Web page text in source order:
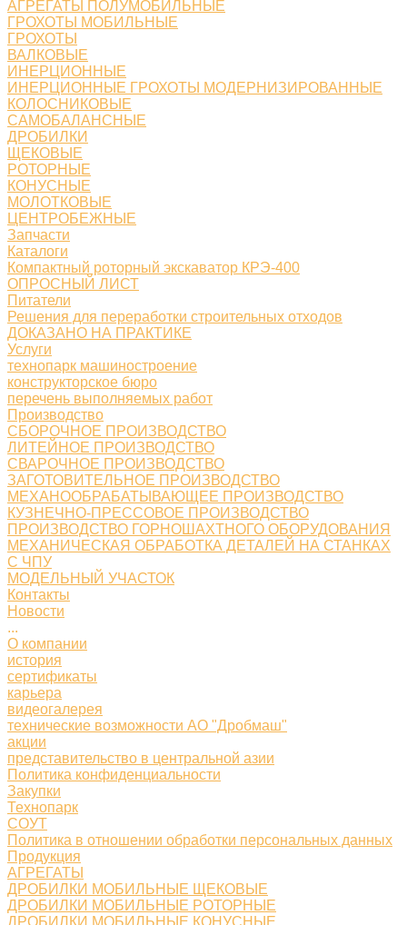
АГРЕГАТЫ ПОЛУМОБИЛЬНЫЕ
ГРОХОТЫ МОБИЛЬНЫЕ
ГРОХОТЫ
ВАЛКОВЫЕ
ИНЕРЦИОННЫЕ
ИНЕРЦИОННЫЕ ГРОХОТЫ МОДЕРНИЗИРОВАННЫЕ
КОЛОСНИКОВЫЕ
САМОБАЛАНСНЫЕ
ДРОБИЛКИ
ЩЕКОВЫЕ
РОТОРНЫЕ
КОНУСНЫЕ
МОЛОТКОВЫЕ
ЦЕНТРОБЕЖНЫЕ
Запчасти
Каталоги
Компактный роторный экскаватор КРЭ-400
ОПРОСНЫЙ ЛИСТ
Питатели
Решения для переработки строительных отходов
ДОКАЗАНО НА ПРАКТИКЕ
Услуги
технопарк машиностроение
конструкторское бюро
перечень выполняемых работ
Производство
СБОРОЧНОЕ ПРОИЗВОДСТВО
ЛИТЕЙНОЕ ПРОИЗВОДСТВО
СВАРОЧНОЕ ПРОИЗВОДСТВО
ЗАГОТОВИТЕЛЬНОЕ ПРОИЗВОДСТВО
МЕХАНООБРАБАТЫВАЮЩЕЕ ПРОИЗВОДСТВО
КУЗНЕЧНО-ПРЕССОВОЕ ПРОИЗВОДСТВО
ПРОИЗВОДСТВО ГОРНОШАХТНОГО ОБОРУДОВАНИЯ
МЕХАНИЧЕСКАЯ ОБРАБОТКА ДЕТАЛЕЙ НА СТАНКАХ
С ЧПУ
МОДЕЛЬНЫЙ УЧАСТОК
Контакты
Новости
...
О компании
история
сертификаты
карьера
видеогалерея
технические возможности АО "Дробмаш"
акции
представительство в центральной азии
Политика конфиденциальности
Закупки
Технопарк
СОУТ
Политика в отношении обработки персональных данных
Продукция
АГРЕГАТЫ
ДРОБИЛКИ МОБИЛЬНЫЕ ЩЕКОВЫЕ
ДРОБИЛКИ МОБИЛЬНЫЕ РОТОРНЫЕ
ДРОБИЛКИ МОБИЛЬНЫЕ КОНУСНЫЕ